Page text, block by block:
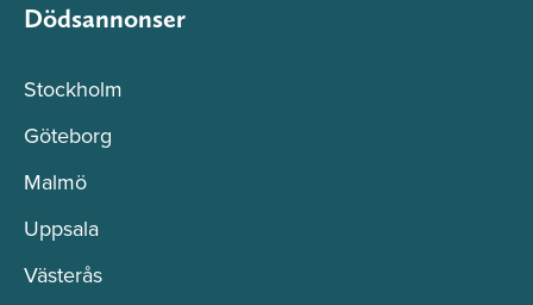
Dödsannonser
Stockholm
Göteborg
Malmö
Uppsala
Västerås